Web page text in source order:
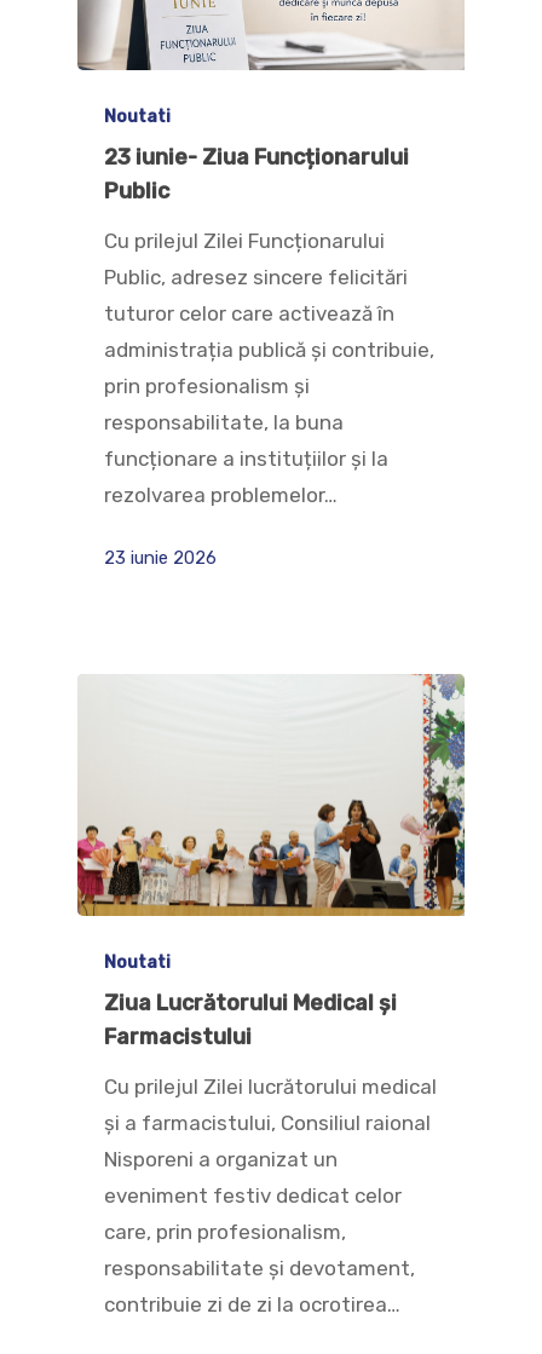
Noutati
23 iunie- Ziua Funcționarului
Public
Cu prilejul Zilei Funcționarului
Public, adresez sincere felicitări
tuturor celor care activează în
administrația publică și contribuie,
prin profesionalism și
responsabilitate, la buna
funcționare a instituțiilor și la
rezolvarea problemelor…
23 iunie 2026
Noutati
Ziua Lucrătorului Medical și
Farmacistului
Cu prilejul Zilei lucrătorului medical
și a farmacistului, Consiliul raional
Nisporeni a organizat un
eveniment festiv dedicat celor
care, prin profesionalism,
responsabilitate și devotament,
contribuie zi de zi la ocrotirea…